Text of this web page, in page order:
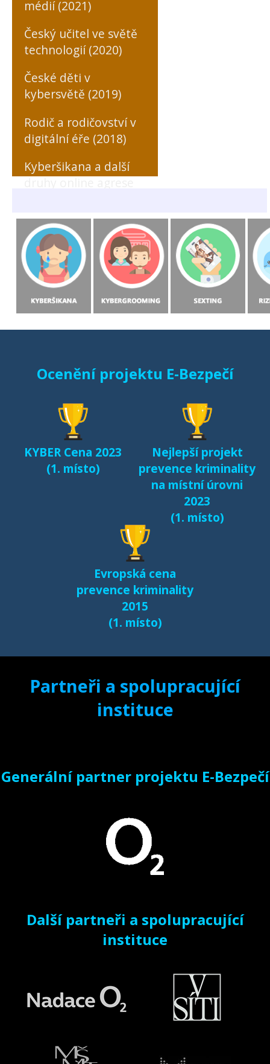
médií (2021)
Český učitel ve světě
technologií (2020)
České děti v
kybersvětě (2019)
Rodič a rodičovství v
digitální éře (2018)
Kyberšikana a další
(MONO, 2018)
Rizikové formy
chování českých a
slovenských dětí v
prostředí internetu
(MONO, 2015)
Sexting a rizikové
dětí v kyberprostoru
Fenomén Minecraft v
českém prostředí
Další výsledky jsou k
samostatné stránce
e-bezpeci.cz/vyzkum.
Ocenění projektu E-Bezpečí
KYBER Cena 2023
(1. místo)
Nejlepší projekt
prevence kriminality
na místní úrovni
2023
(1. místo)
Evropská cena
prevence kriminality
2015
(1. místo)
Partneři a spolupracující
instituce
Generální partner projektu E-Bezpečí
Další partneři a spolupracující
instituce